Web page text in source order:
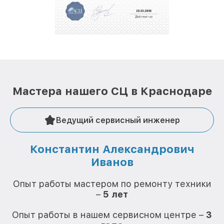
положительные отзывы и обрели отличную
репутацию. Мы постоянно совершенствуемся и
Мастера нашего СЦ в Краснодаре
Ведущий сервисный инженер
Константин Александрович
Иванов
Опыт работы мастером по ремонту техники
– 5 лет
Опыт работы в нашем сервисном центре – 3